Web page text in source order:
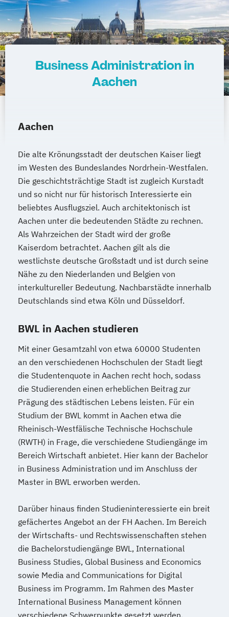
Business Administration in
Aachen
Aachen
Die alte Krönungsstadt der deutschen Kaiser liegt
im Westen des Bundeslandes Nordrhein-Westfalen.
Die geschichtsträchtige Stadt ist zugleich Kurstadt
und so nicht nur für historisch Interessierte ein
beliebtes Ausflugsziel. Auch architektonisch ist
Aachen unter die bedeutenden Städte zu rechnen.
Als Wahrzeichen der Stadt wird der große
Kaiserdom betrachtet. Aachen gilt als die
westlichste deutsche Großstadt und ist durch seine
Nähe zu den Niederlanden und Belgien von
interkultureller Bedeutung. Nachbarstädte innerhalb
Deutschlands sind etwa Köln und Düsseldorf.
BWL in Aachen studieren
Mit einer Gesamtzahl von etwa 60000 Studenten
an den verschiedenen Hochschulen der Stadt liegt
die Studentenquote in Aachen recht hoch, sodass
die Studierenden einen erheblichen Beitrag zur
Prägung des städtischen Lebens leisten. Für ein
Studium der BWL kommt in Aachen etwa die
Rheinisch-Westfälische Technische Hochschule
(RWTH) in Frage, die verschiedene Studiengänge im
Bereich Wirtschaft anbietet. Hier kann der Bachelor
in Business Administration und im Anschluss der
Master in BWL erworben werden.
Darüber hinaus finden Studieninteressierte ein breit
gefächertes Angebot an der FH Aachen. Im Bereich
der Wirtschafts- und Rechtswissenschaften stehen
die Bachelorstudiengänge BWL, International
Business Studies, Global Business and Economics
sowie Media and Communications for Digital
Business im Programm. Im Rahmen des Master
International Business Management können
verschiedene Schwerpunkte gesetzt werden.